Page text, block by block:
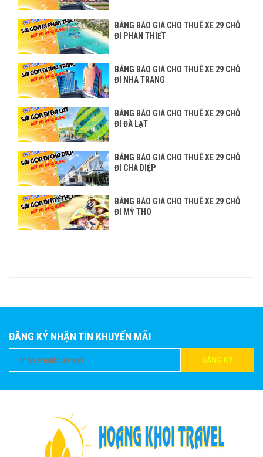
BẢNG BÁO GIÁ CHO THUÊ XE 29 CHỖ
ĐI PHAN THIẾT
BẢNG BÁO GIÁ CHO THUÊ XE 29 CHỖ
ĐI NHA TRANG
BẢNG BÁO GIÁ CHO THUÊ XE 29 CHỖ
ĐI ĐÀ LẠT
BẢNG BÁO GIÁ CHO THUÊ XE 29 CHỖ
ĐI CHA DIỆP
BẢNG BÁO GIÁ CHO THUÊ XE 29 CHỖ
ĐI MỸ THO
ĐĂNG KÝ NHẬN TIN KHUYẾN MÃI
ĐĂNG KÝ